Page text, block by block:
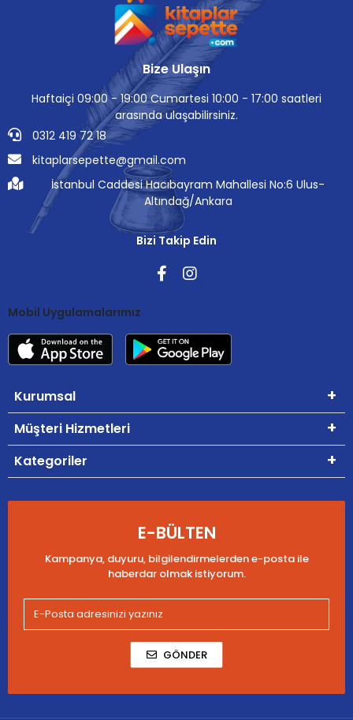
Bize Ulaşın
Haftaiçi 09:00 - 19:00 Cumartesi 10:00 - 17:00 saatleri
arasında ulaşabilirsiniz.
0312 419 72 18
kitaplarsepette@gmail.com
İstanbul Caddesi Hacıbayram Mahallesi No:6 Ulus-
Altındağ/Ankara
Bizi Takip Edin
Mobil Uygulamalarımız
Kurumsal
Müşteri Hizmetleri
Kategoriler
E-BÜLTEN
Kampanya, duyuru, bilgilendirmelerden e-posta ile
haberdar olmak istiyorum.
GÖNDER